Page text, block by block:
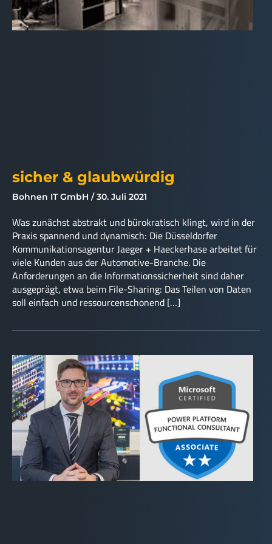
sicher & glaubwürdig
Bohnen IT GmbH 30. Juli 2021
Was zunächst abstrakt und bürokratisch klingt, wird in der
Praxis spannend und dynamisch: Die Düsseldorfer
Kommunikationsagentur Jaeger + Haeckerhase arbeitet für
viele Kunden aus der Automotive-Branche. Die
Anforderungen an die Informationssicherheit sind daher
ausgeprägt, etwa beim File-Sharing: Das Teilen von Daten
soll einfach und ressourcenschonend […]